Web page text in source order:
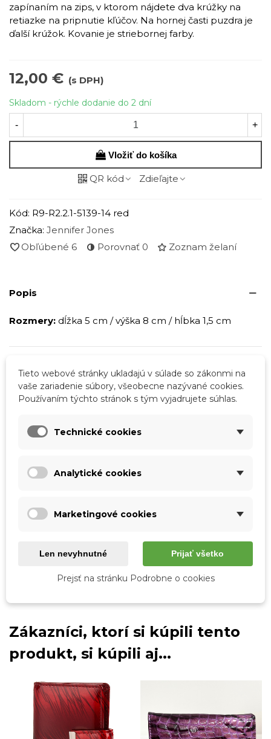
zapínaním na zips, v ktorom nájdete dva krúžky na
retiazke na pripnutie kľúčov. Na hornej časti puzdra je
ďalší krúžok. Kovanie je striebornej farby.
12,00 € (s DPH)
Skladom - rýchle dodanie do 2 dní
- +
Vložiť do košíka
QR kód Zdieľajte
Kód: R9-R2.2.1-5139-14 red
Značka: Jennifer Jones
Obľúbené 6 Porovnať 0 Zoznam želaní
Popis
Rozmery: dĺžka 5 cm / výška 8 cm / hĺbka 1,5 cm
Tabuľka vlastností
Farba
Skladová dostupnosť
Odosielame IHNEĎ
Farba kovania
Strieborné kovanie
Mohlo by sa vám tiež páčiť
Zákazníci, ktorí si kúpili tento
produkt, si kúpili aj...
Tieto webové stránky ukladajú v súlade so zákonmi na
vaše zariadenie súbory, všeobecne nazývané cookies.
Používaním týchto stránok s tým vyjadrujete súhlas.
Technické cookies
Analytické cookies
Marketingové cookies
Len nevyhnutné Prijať všetko
Prejsť na stránku Podrobne o cookies